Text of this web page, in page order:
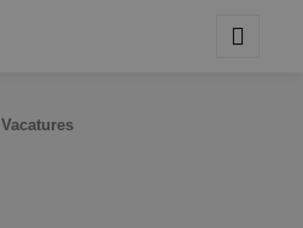
Vacatures